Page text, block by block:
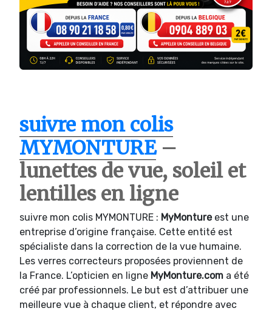
suivre mon colis
MYMONTURE–
lunettes de vue, soleil et
lentilles en ligne
suivre mon colis MYMONTURE : MyMonture est une
entreprise d’origine française. Cette entité est
spécialiste dans la correction de la vue humaine.
Les verres correcteurs proposées proviennent de
la France. L’opticien en ligne MyMonture.com a été
créé par professionnels. Le but est d’attribuer une
meilleure vue à chaque client, et répondre avec